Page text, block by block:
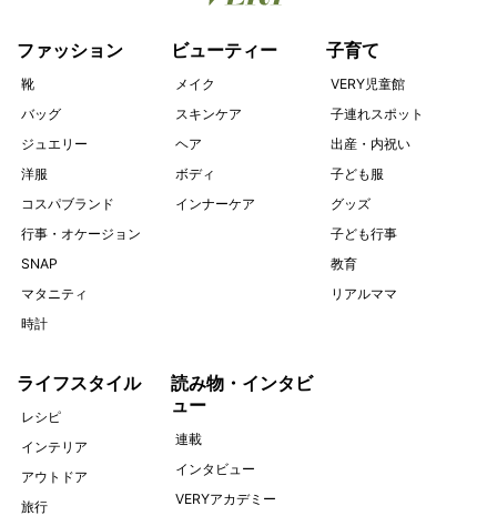
ファッション
靴
バッグ
ジュエリー
洋服
コスパブランド
行事・オケージョン
SNAP
マタニティ
時計
ビューティー
メイク
スキンケア
ヘア
ボディ
インナーケア
子育て
VERY児童館
子連れスポット
出産・内祝い
子ども服
グッズ
子ども行事
教育
リアルママ
ライフスタイル
レシピ
インテリア
アウトドア
旅行
読み物・インタビ
ュー
連載
インタビュー
VERYアカデミー